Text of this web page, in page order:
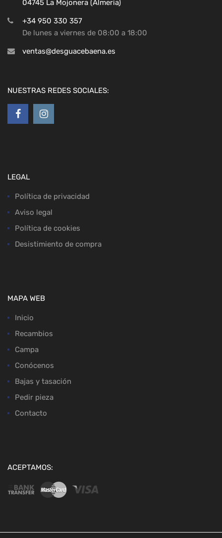
04745 La Mojonera (Almeria)
+34 950 330 357
De lunes a viernes de 08:00 a 18:00
ventas@desguacebaena.es
NUESTRAS REDES SOCIALES:
LEGAL
Política de privacidad
Aviso legal
Política de cookies
Desistimiento de compra
MAPA WEB
Inicio
Recambios
Campa
Conócenos
Bajas y tasación
Pedir pieza
Contacto
ACEPTAMOS: